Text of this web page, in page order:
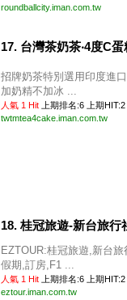
roundballcity.iman.com.tw
17. 台灣茶奶茶‧4度C
招牌奶茶特別選用印度進
加奶精不加冰 ...
人氣 1 Hit 上期排名:6 上期HIT:2
twtmtea4cake.iman.com.tw
18. 桂冠旅遊-新台旅行
EZTOUR:桂冠旅遊,新台
假期,訂房,F1 ...
人氣 1 Hit 上期排名:6 上期HIT:2
eztour.iman.com.tw